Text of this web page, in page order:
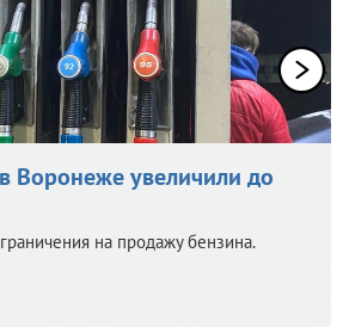
Воронеже увеличили до
на продажу бензина.